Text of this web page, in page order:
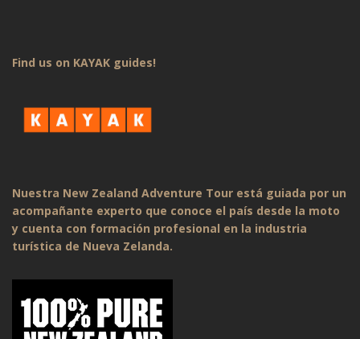
Find us on KAYAK guides!
Nuestra New Zealand Adventure Tour está guiada por un
acompañante experto que conoce el país desde la moto
y cuenta con formación profesional en la industria
turística de Nueva Zelanda.